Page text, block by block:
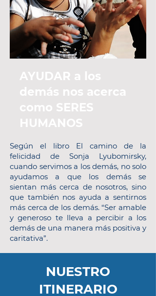
AYUDAR a los
demás nos acerca
como SERES
HUMANOS
Según el libro El camino de la
felicidad de Sonja Lyubomirsky,
cuando servimos a los demás, no solo
ayudamos a que los demás se
sientan más cerca de nosotros, sino
que también nos ayuda a sentirnos
más cerca de los demás. “Ser amable
y generoso te lleva a percibir a los
demás de una manera más positiva y
caritativa”.
NUESTRO
ITINERARIO